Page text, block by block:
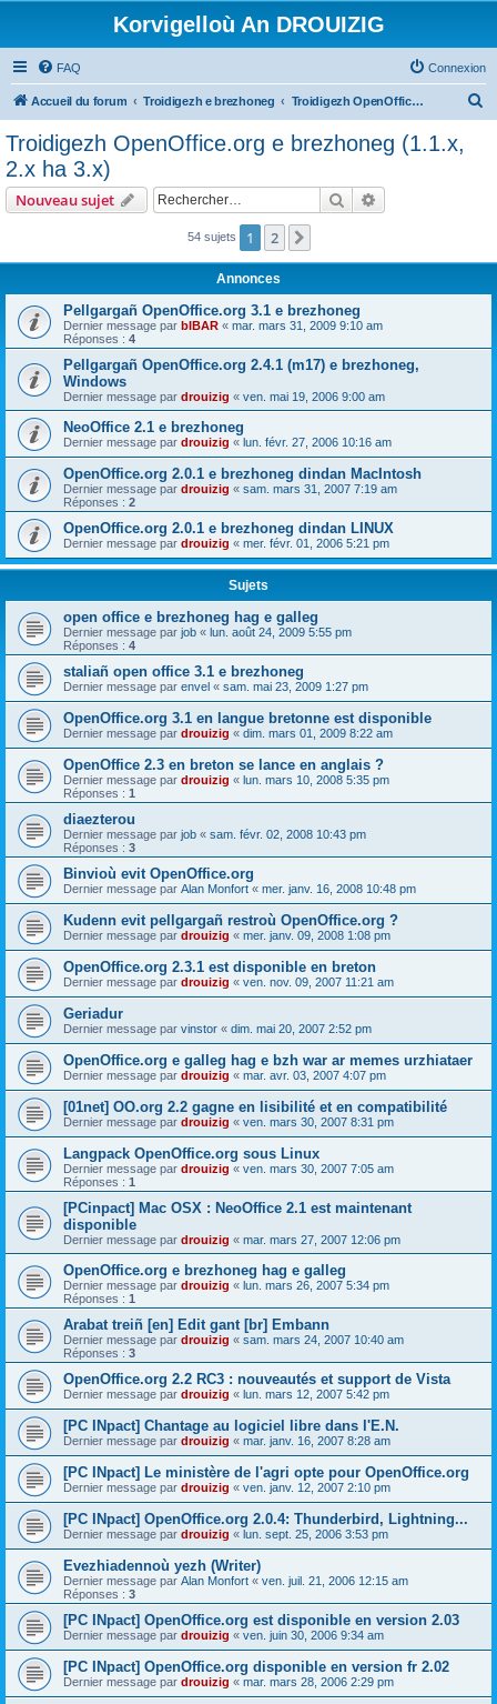
Korvigelloù An DROUIZIG
FAQ Connexion
Accueil du forum Troidigezh e brezhoneg Troidigezh OpenOffice.org e brezhoneg (1.1.x, 2.x ha 3.x)
c
Troidigezh OpenOffice.org e brezhoneg (1.1.x,
2.x ha 3.x)
Nouveau sujet Rechercher
54 sujets 1 2
Annonces
Pellgargañ OpenOffice.org 3.1 e brezhoneg
Dernier message par bIBAR « mar. mars 31, 2009 9:10 am
Réponses : 4
Pellgargañ OpenOffice.org 2.4.1 (m17) e brezhoneg,
Windows
Dernier message par drouizig « ven. mai 19, 2006 9:00 am
NeoOffice 2.1 e brezhoneg
Dernier message par drouizig « lun. févr. 27, 2006 10:16 am
OpenOffice.org 2.0.1 e brezhoneg dindan MacIntosh
Dernier message par drouizig « sam. mars 31, 2007 7:19 am
Réponses : 2
OpenOffice.org 2.0.1 e brezhoneg dindan LINUX
Dernier message par drouizig « mer. févr. 01, 2006 5:21 pm
Sujets
open office e brezhoneg hag e galleg
Dernier message par job « lun. août 24, 2009 5:55 pm
Réponses : 4
staliañ open office 3.1 e brezhoneg
Dernier message par envel « sam. mai 23, 2009 1:27 pm
OpenOffice.org 3.1 en langue bretonne est disponible
Dernier message par drouizig « dim. mars 01, 2009 8:22 am
OpenOffice 2.3 en breton se lance en anglais ?
Dernier message par drouizig « lun. mars 10, 2008 5:35 pm
Réponses : 1
diaezterou
Dernier message par job « sam. févr. 02, 2008 10:43 pm
Réponses : 3
Binvioù evit OpenOffice.org
Dernier message par Alan Monfort « mer. janv. 16, 2008 10:48 pm
Kudenn evit pellgargañ restroù OpenOffice.org ?
Dernier message par drouizig « mer. janv. 09, 2008 1:08 pm
OpenOffice.org 2.3.1 est disponible en breton
Dernier message par drouizig « ven. nov. 09, 2007 11:21 am
Geriadur
Dernier message par vinstor « dim. mai 20, 2007 2:52 pm
OpenOffice.org e galleg hag e bzh war ar memes urzhiataer
Dernier message par drouizig « mar. avr. 03, 2007 4:07 pm
[01net] OO.org 2.2 gagne en lisibilité et en compatibilité
Dernier message par drouizig « ven. mars 30, 2007 8:31 pm
Langpack OpenOffice.org sous Linux
Dernier message par drouizig « ven. mars 30, 2007 7:05 am
Réponses : 1
[PCinpact] Mac OSX : NeoOffice 2.1 est maintenant
disponible
Dernier message par drouizig « mar. mars 27, 2007 12:06 pm
OpenOffice.org e brezhoneg hag e galleg
Dernier message par drouizig « lun. mars 26, 2007 5:34 pm
Réponses : 1
Arabat treiñ [en] Edit gant [br] Embann
Dernier message par drouizig « sam. mars 24, 2007 10:40 am
Réponses : 3
OpenOffice.org 2.2 RC3 : nouveautés et support de Vista
Dernier message par drouizig « lun. mars 12, 2007 5:42 pm
[PC INpact] Chantage au logiciel libre dans l'E.N.
Dernier message par drouizig « mar. janv. 16, 2007 8:28 am
[PC INpact] Le ministère de l'agri opte pour OpenOffice.org
Dernier message par drouizig « ven. janv. 12, 2007 2:10 pm
[PC INpact] OpenOffice.org 2.0.4: Thunderbird, Lightning...
Dernier message par drouizig « lun. sept. 25, 2006 3:53 pm
Evezhiadennoù yezh (Writer)
Dernier message par Alan Monfort « ven. juil. 21, 2006 12:15 am
Réponses : 3
[PC INpact] OpenOffice.org est disponible en version 2.03
Dernier message par drouizig « ven. juin 30, 2006 9:34 am
[PC INpact] OpenOffice.org disponible en version fr 2.02
Dernier message par drouizig « mar. mars 28, 2006 2:29 pm